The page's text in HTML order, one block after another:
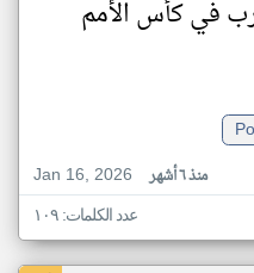
عرب في كأس الأمم
Jan 16, 2026
منذ ٦ أشهر
عدد الكلمات: ١٠٩